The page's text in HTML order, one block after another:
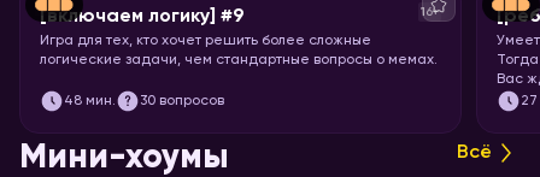
[включаем логику] #9 16+
Игра для тех, кто хочет решить более сложные
логические задачи, чем стандартные вопросы о мемах.
48 мин. 30 вопросов
Вас
27
Мини-хоумы Всё